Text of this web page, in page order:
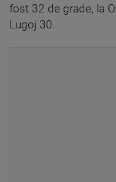
fost 32 de grade, la
Lugoj 30.